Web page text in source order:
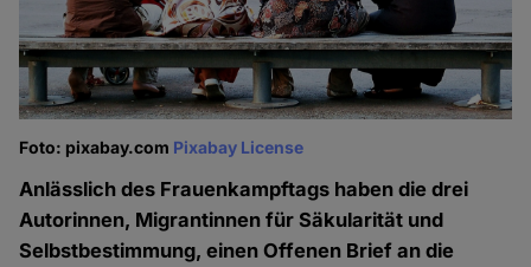
Foto: pixabay.com Pixabay License
Anlässlich des Frauenkampftags haben die drei
Autorinnen, Migrantinnen für Säkularität und
Selbstbestimmung, einen Offenen Brief an die